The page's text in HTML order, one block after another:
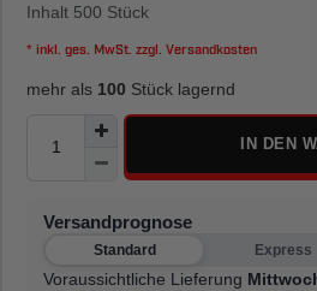
Inhalt 500 Stück
* inkl. ges. MwSt. zzgl. Versandkosten
mehr als 100 Stück lagernd
IN DEN
Versandprognose
Standard
Express
Voraussichtliche Lieferung